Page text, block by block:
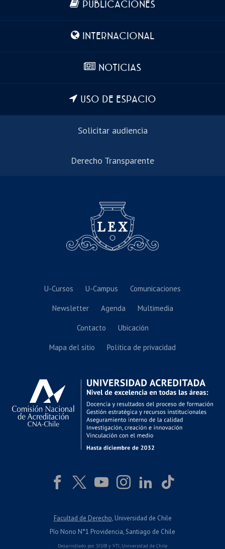
PUBLICACIONES
INTERNACIONAL
NOTICIAS
USO DE ESPACIO
Solicitar audiencia
Derecho Transparente
U-Cursos U-Campus Comunicaciones
Newsletter Agenda Multimedia
Contacto Ubicación
Mapa del sitio Política de privacidad
Facultad de Derecho, Universidad de Chile
Pío Nono N°1 Providencia, Santiago de Chile
Desarrollado por SISIB y VTI, Universidad de Chile